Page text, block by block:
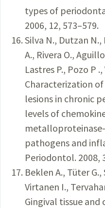
types of
2006, 12, 573–579.
Silva N., Dutzan
A., Rivera O.,
Lastres P., Pozo P
Characterization
lesions in chronic
levels of
pathogens and
Periodontol. 2008,
Beklen A., Tüter G.,
Virtanen I.,
Gingival tissue